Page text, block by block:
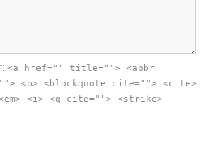
:<a href="" title=""> <abbr
<b> <blockquote cite=""> <cite>
<i> <q cite=""> <strike>